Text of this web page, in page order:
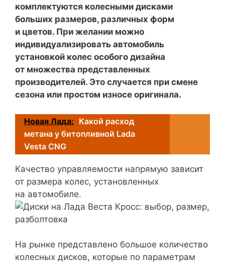
комплектуются колесными дисками
больших размеров, различных форм
и цветов. При желании можно
индивидуализировать автомобиль
установкой колес особого дизайна
от множества представленных
производителей. Это случается при смене
сезона или простом износе оригинала.
Новая Лада: Какой расход
метана у битопливной Lada
Vesta CNG
Качество управляемости напрямую зависит
от размера колес, установленных
на автомобиле.
На рынке представлено большое количество
колесных дисков, которые по параметрам